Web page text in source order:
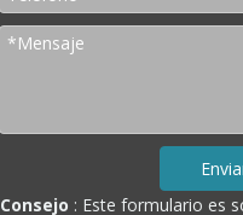
Consejo : Este formulario es